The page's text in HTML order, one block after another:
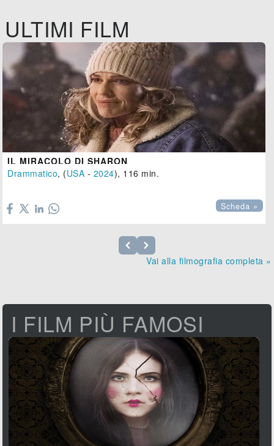
ULTIMI FILM
IL MIRACOLO DI SHARON
Drammatico, (USA - 2024), 116 min.
Scheda »
Vai alla filmografia completa »
I FILM PIÙ FAMOSI